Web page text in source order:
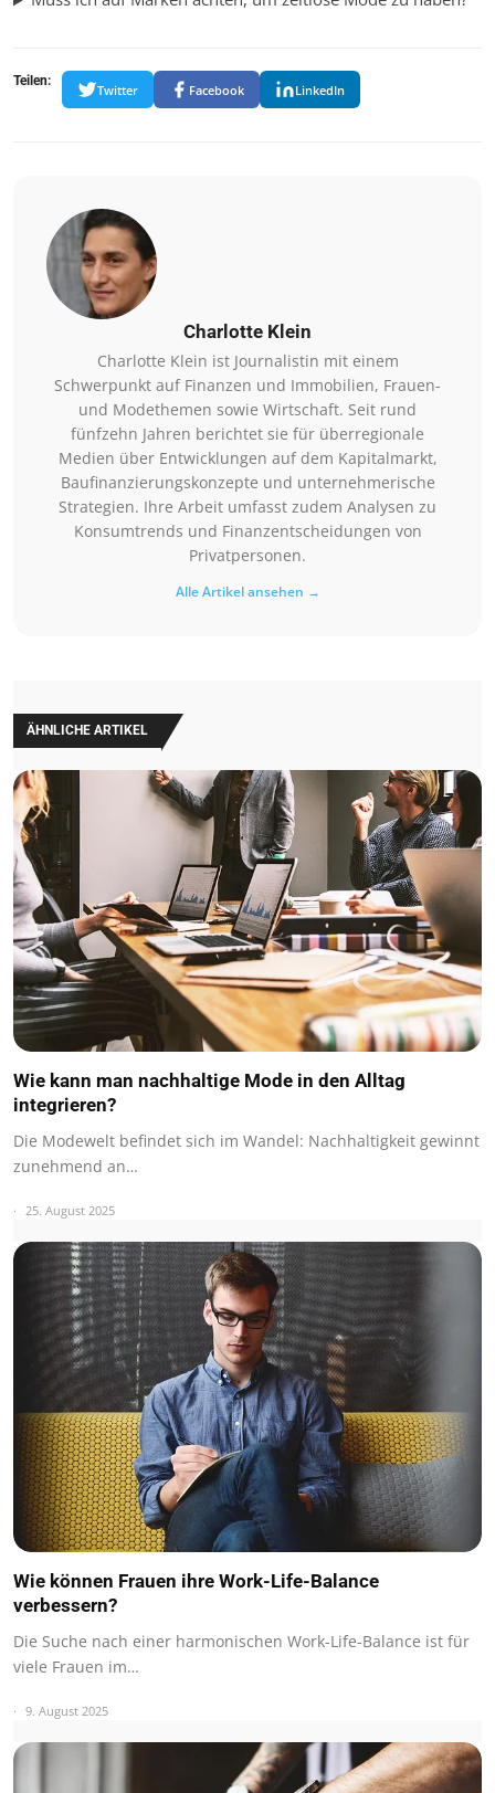
Teilen:
Twitter Facebook LinkedIn
Charlotte Klein
Charlotte Klein ist Journalistin mit einem
Schwerpunkt auf Finanzen und Immobilien, Frauen-
und Modethemen sowie Wirtschaft. Seit rund
fünfzehn Jahren berichtet sie für überregionale
Medien über Entwicklungen auf dem Kapitalmarkt,
Baufinanzierungskonzepte und unternehmerische
Strategien. Ihre Arbeit umfasst zudem Analysen zu
Konsumtrends und Finanzentscheidungen von
Privatpersonen.
Alle Artikel ansehen →
ÄHNLICHE ARTIKEL
Wie kann man nachhaltige Mode in den Alltag
integrieren?
Die Modewelt befindet sich im Wandel: Nachhaltigkeit gewinnt
zunehmend an…
25. August 2025
Wie können Frauen ihre Work-Life-Balance
verbessern?
Die Suche nach einer harmonischen Work-Life-Balance ist für
viele Frauen im…
9. August 2025